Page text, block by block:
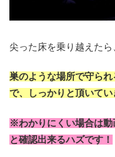
尖った床を乗り越えたら
巣のような場所で守ら
で、しっかりと頂いてい
※わかりにくい場合は動
と確認出来るハズです！